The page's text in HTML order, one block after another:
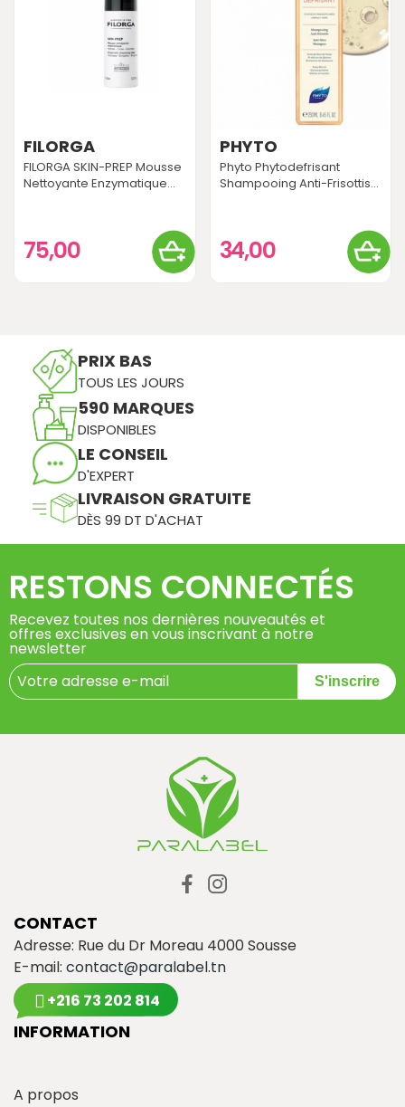
FILORGA
FILORGA SKIN-PREP Mousse
Nettoyante Enzymatique...
75,00
PHYTO
Phyto Phytodefrisant
Shampooing Anti-Frisottis...
34,00
PRIX BAS
TOUS LES JOURS
590 MARQUES
DISPONIBLES
LE CONSEIL
D'EXPERT
LIVRAISON GRATUITE
DÈS 99 DT D'ACHAT
RESTONS CONNECTÉS
Recevez toutes nos dernières nouveautés et
offres exclusives en vous inscrivant à notre
newsletter
S'inscrire
CONTACT
Adresse: Rue du Dr Moreau 4000 Sousse
E-mail: contact@paralabel.tn
+216 73 202 814
INFORMATION
A propos